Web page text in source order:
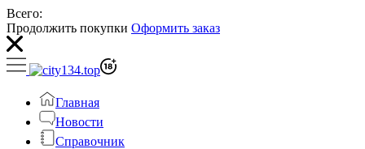
Всего:
Продолжить покупки Оформить заказ
Главная
Новости
Справочник